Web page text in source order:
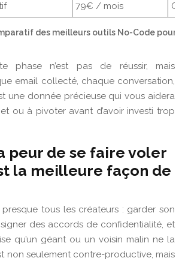
des meilleurs outils No-Code pour
79€ / mois
phase n’est pas de réussir, mais
email collecté, chaque conversation,
une donnée précieuse qui vous aidera
ou à pivoter avant d’avoir investi trop
peur de se faire voler
la meilleure façon de
presque tous les créateurs : garder son
des accords de confidentialité, et
qu’un géant ou un voisin malin ne la
non seulement contre-productive, mais